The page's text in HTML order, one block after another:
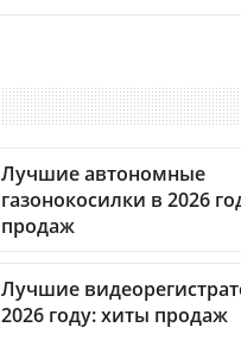
Лучшие автономные
газонокосилки в 2026
продаж
Лучшие
2026 году: хиты продаж